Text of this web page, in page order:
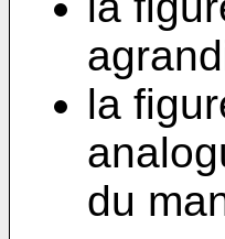
la
du